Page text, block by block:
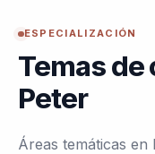
ESPECIALIZACIÓN
Temas
Peter
Áreas temáticas en